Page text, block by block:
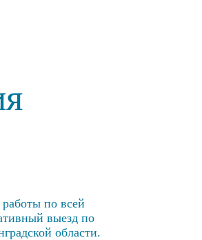
по всей
выезд по
области.